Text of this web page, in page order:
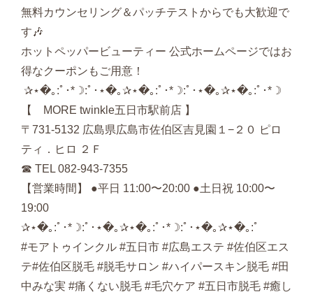
無料カウンセリング＆パッチテストからでも大歓迎で
す🎶
ホットペッパービューティー 公式ホームページではお
得なクーポンもご用意！
‪‪ ✰⋆�｡:ﾟ･*☽:ﾟ･⋆�｡✰⋆�｡:ﾟ･*☽:ﾟ･⋆�｡✰⋆�｡:ﾟ･*☽
【 MORE twinkle五日市駅前店 】
〒731-5132 広島県広島市佐伯区吉見園１−２０ ピロ
ティ．ヒロ ２Ｆ
☎︎ TEL 082-943-7355
【営業時間】 ●平日 11:00〜20:00 ●土日祝 10:00〜
19:00
✰⋆�｡:ﾟ･*☽:ﾟ･⋆�｡✰⋆�｡:ﾟ･*☽:ﾟ･⋆�｡✰⋆�｡:ﾟ
#モアトゥインクル #五日市 #広島エステ #佐伯区エス
テ#佐伯区脱毛 #脱毛サロン #ハイパースキン脱毛 #田
中みな実 #痛くない脱毛 #毛穴ケア #五日市脱毛 #癒し